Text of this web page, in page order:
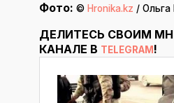
Фото: © Hronika.kz / Ольга
ДЕЛИТЕСЬ СВОИМ
КАНАЛЕ В TELEGRAM !